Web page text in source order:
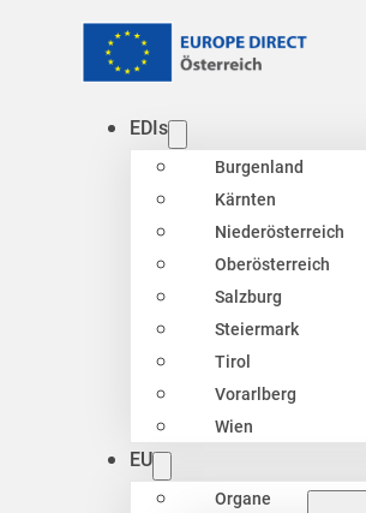
EDIs
Burgenland
Kärnten
Niederösterreich
Oberösterreich
Salzburg
Steiermark
Tirol
Vorarlberg
Wien
EU
Organe